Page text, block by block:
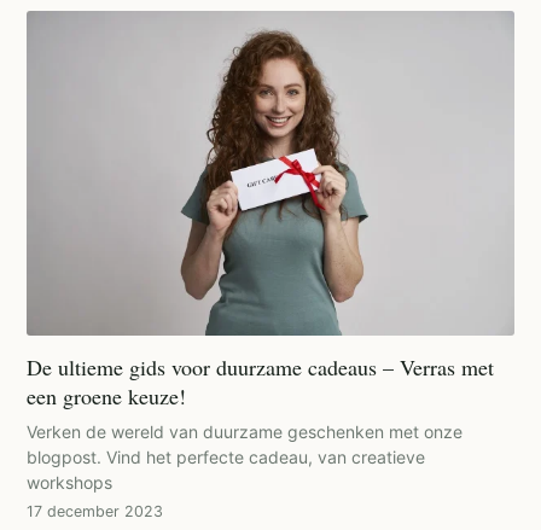
De ultieme gids voor duurzame cadeaus – Verras met
een groene keuze!
Verken de wereld van duurzame geschenken met onze
blogpost. Vind het perfecte cadeau, van creatieve
workshops
17 december 2023